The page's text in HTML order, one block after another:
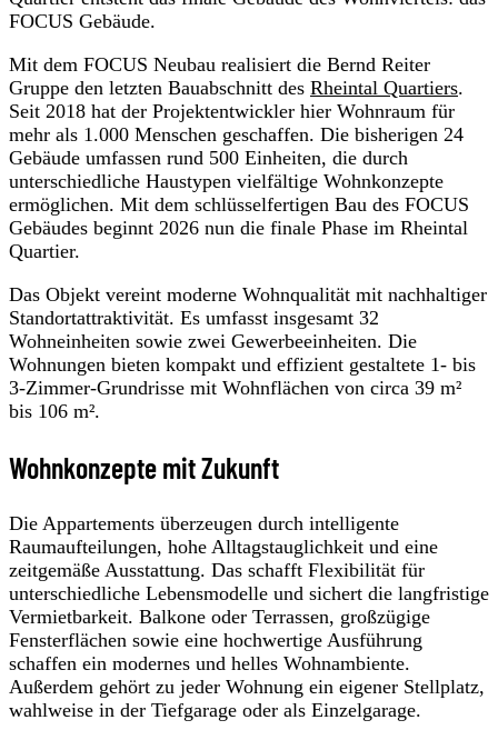
FOCUS Gebäude.
Mit dem FOCUS Neubau realisiert die Bernd Reiter
Gruppe den letzten Bauabschnitt des Rheintal Quartiers.
Seit 2018 hat der Projektentwickler hier Wohnraum für
mehr als 1.000 Menschen geschaffen. Die bisherigen 24
Gebäude umfassen rund 500 Einheiten, die durch
unterschiedliche Haustypen vielfältige Wohnkonzepte
ermöglichen. Mit dem schlüsselfertigen Bau des FOCUS
Gebäudes beginnt 2026 nun die finale Phase im Rheintal
Quartier.
Das Objekt vereint moderne Wohnqualität mit nachhaltiger
Standortattraktivität. Es umfasst insgesamt 32
Wohneinheiten sowie zwei Gewerbeeinheiten. Die
Wohnungen bieten kompakt und effizient gestaltete 1- bis
3-Zimmer-Grundrisse mit Wohnflächen von circa 39 m²
bis 106 m².
Wohnkonzepte mit Zukunft
Die Appartements überzeugen durch intelligente
Raumaufteilungen, hohe Alltagstauglichkeit und eine
zeitgemäße Ausstattung. Das schafft Flexibilität für
unterschiedliche Lebensmodelle und sichert die langfristige
Vermietbarkeit. Balkone oder Terrassen, großzügige
Fensterflächen sowie eine hochwertige Ausführung
schaffen ein modernes und helles Wohnambiente.
Außerdem gehört zu jeder Wohnung ein eigener Stellplatz,
wahlweise in der Tiefgarage oder als Einzelgarage.